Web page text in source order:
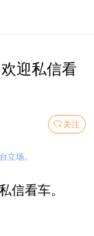
迎私信看
关注
立场。
信看车。